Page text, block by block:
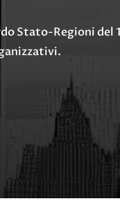
Stato-Regioni